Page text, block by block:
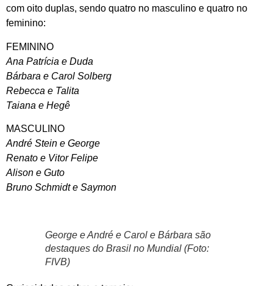
com oito duplas, sendo quatro no masculino e quatro no
feminino:
FEMININO
Ana Patrícia e Duda
Bárbara e Carol Solberg
Rebecca e Talita
Taiana e Hegê
MASCULINO
André Stein e George
Renato e Vitor Felipe
Alison e Guto
Bruno Schmidt e Saymon
George e André e Carol e Bárbara são
destaques do Brasil no Mundial (Foto:
FIVB)